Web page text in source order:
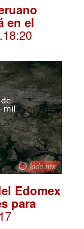
en el
.18:20
Edomex
para